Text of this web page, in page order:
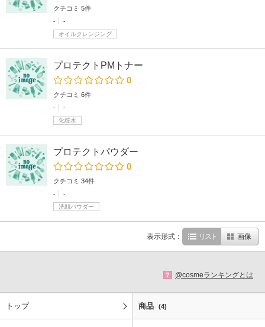
クチコミ 5件
-
-
オイルクレンジング
プロテクトPMトナー
0
クチコミ 6件
-
-
化粧水
プロテクトパウダー
0
クチコミ 34件
-
-
洗顔パウダー
表示形式： リスト 画像
? @cosmeランキングとは
トップ 商品 (4)